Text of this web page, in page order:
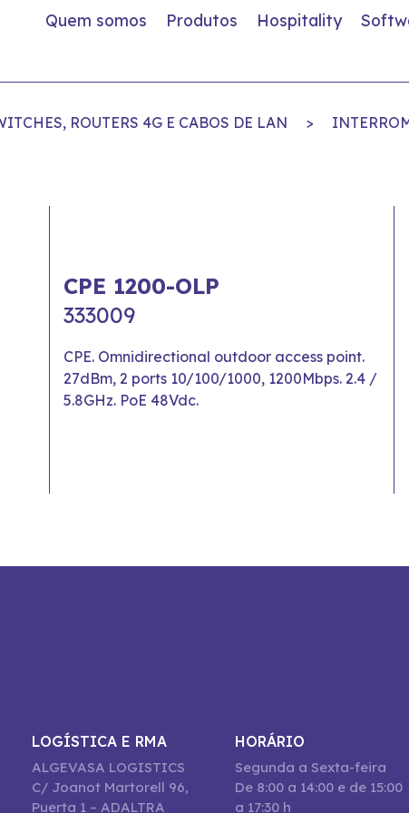
Quem somos Produtos Hospitality
ROUTERS 4G E CABOS DE LAN >
CPE 1200-OLP
333009
CPE. Omnidirectional outdoor access point.
27dBm, 2 ports 10/100/1000, 1200Mbps. 2.4 /
5.8GHz. PoE 48Vdc.
LOGÍSTICA E RMA
ALGEVASA LOGISTICS
C/ Joanot Martorell 96,
Puerta 1 – ADALTRA
HORÁRIO
Segunda a Sexta-feira
De 8:00 a 14:00 e de 15:00
a 17:30 h